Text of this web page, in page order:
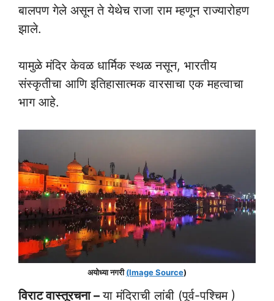
बालपण गेले असून ते येथेच राजा राम म्हणून राज्यारोहण
झाले.
यामुळे मंदिर केवळ धार्मिक स्थळ नसून, भारतीय
संस्कृतीचा आणि इतिहासात्मक वारसाचा एक महत्वाचा
भाग आहे.
अयोध्या नगरी(Image Source)
विराट वास्तूरचना –या मंदिराची लांबी (पूर्व-पश्चिम )